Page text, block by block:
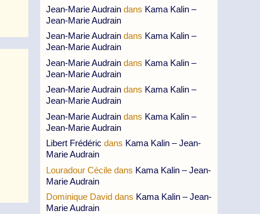
Jean-Marie Audrain dans Kama Kalin –
Jean-Marie Audrain
Jean-Marie Audrain dans Kama Kalin –
Jean-Marie Audrain
Jean-Marie Audrain dans Kama Kalin –
Jean-Marie Audrain
Jean-Marie Audrain dans Kama Kalin –
Jean-Marie Audrain
Jean-Marie Audrain dans Kama Kalin –
Jean-Marie Audrain
Libert Frédéric dans Kama Kalin – Jean-
Marie Audrain
Louradour Cécile dans Kama Kalin – Jean-
Marie Audrain
Dominique David dans Kama Kalin – Jean-
Marie Audrain